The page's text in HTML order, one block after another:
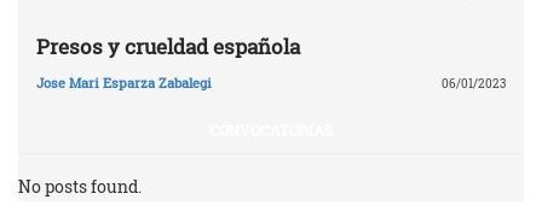
Presos y crueldad española
Jose Mari Esparza Zabalegi 06/01/2023
No posts found.